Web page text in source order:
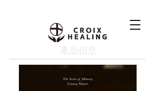
產品信息